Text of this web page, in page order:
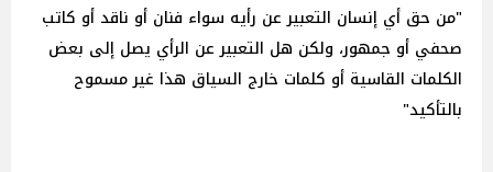
"من حق أي إنسان التعبير عن رأيه سواء فنان أو ناقد أو كاتب
صحفي أو جمهور، ولكن هل التعبير عن الرأي يصل إلى بعض
الكلمات القاسية أو كلمات خارج السياق هذا غير مسموح
بالتأكيد"